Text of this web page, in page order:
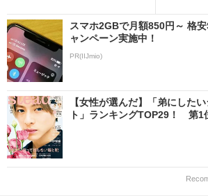
スマホ2GBで月額850円～ 格
ャンペーン実施中！
PR(IIJmio)
【女性が選んだ】「弟にした
ト」ランキングTOP29！ 第1